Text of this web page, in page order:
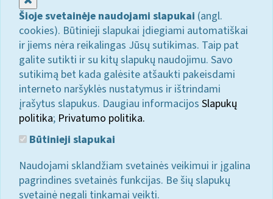
Šioje svetainėje naudojami slapukai (angl.
cookies). Būtinieji slapukai įdiegiami automatiškai
ir jiems nėra reikalingas Jūsų sutikimas. Taip pat
galite sutikti ir su kitų slapukų naudojimu. Savo
sutikimą bet kada galėsite atšaukti pakeisdami
interneto naršyklės nustatymus ir ištrindami
įrašytus slapukus. Daugiau informacijos Slapukų
politika; Privatumo politika.
Būtinieji slapukai
Naudojami sklandžiam svetainės veikimui ir įgalina
pagrindines svetainės funkcijas. Be šių slapukų
svetainė negali tinkamai veikti.